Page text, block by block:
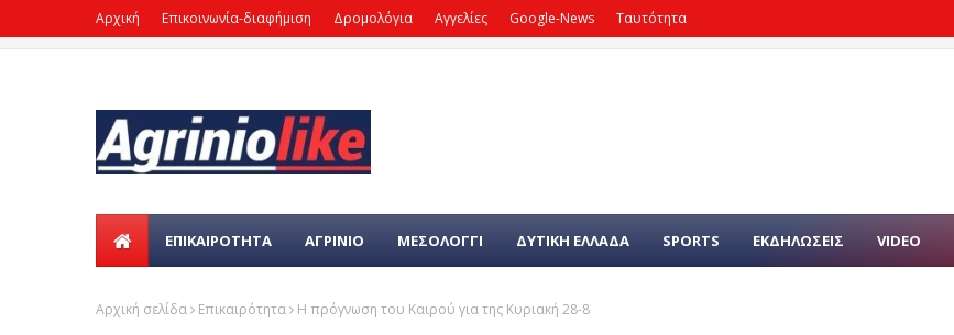
Αρχική Επικοινωνία-διαφήμιση Δρομολόγια Αγγελίες Google-News Ταυτότητα
ΕΠΙΚΑΙΡΌΤΗΤΑ ΑΓΡΙΝΙΟ ΜΕΣΟΛΟΓΓΙ ΔΥΤΙΚΗ ΕΛΛΑΔΑ SPORTS ΕΚΔΗΛΩΣΕΙΣ VIDEO
Αρχική σελίδα Επικαιρότητα Η πρόγνωση του Καιρού για της Κυριακή 28-8